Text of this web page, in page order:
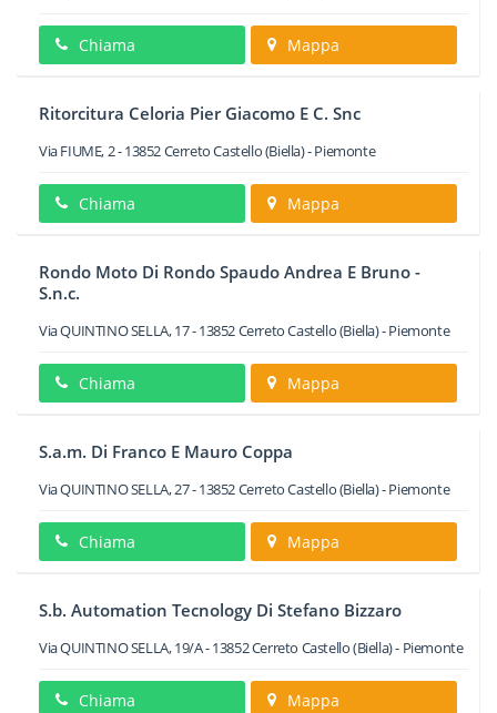
Chiama Mappa
Ritorcitura Celoria Pier Giacomo E C. Snc
Via FIUME, 2-13852Cerreto Castello(Biella) -Piemonte
Chiama Mappa
Rondo Moto Di Rondo Spaudo Andrea E Bruno -
S.n.c.
Via QUINTINO SELLA, 17-13852Cerreto Castello(Biella) -Piemonte
Chiama Mappa
S.a.m. Di Franco E Mauro Coppa
Via QUINTINO SELLA, 27-13852Cerreto Castello(Biella) -Piemonte
Chiama Mappa
S.b. Automation Tecnology Di Stefano Bizzaro
Via QUINTINO SELLA, 19/A-13852Cerreto Castello(Biella) - Piemonte
Chiama Mappa